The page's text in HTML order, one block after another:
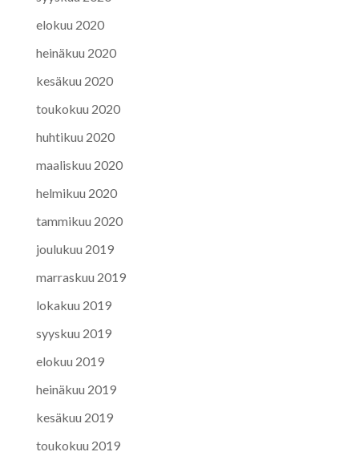
elokuu 2020
heinäkuu 2020
kesäkuu 2020
toukokuu 2020
huhtikuu 2020
maaliskuu 2020
helmikuu 2020
tammikuu 2020
joulukuu 2019
marraskuu 2019
lokakuu 2019
syyskuu 2019
elokuu 2019
heinäkuu 2019
kesäkuu 2019
toukokuu 2019